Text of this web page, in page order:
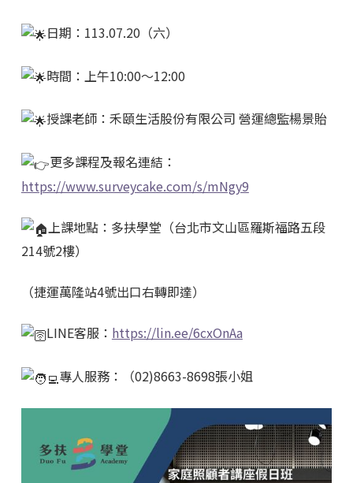
日期：113.07.20（六）
時間：上午10:00～12:00
授課老師：禾頤生活股份有限公司 營運總監楊景貽
更多課程及報名連結：
https://www.surveycake.com/s/mNgy9
上課地點：多扶學堂（台北市文山區羅斯福路五段
214號2樓）
（捷運萬隆站4號出口右轉即達）
LINE客服： https://lin.ee/6cxOnAa
專人服務：（02)8663-8698張小姐